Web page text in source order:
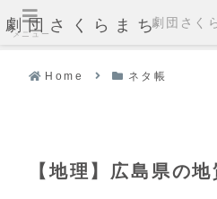
劇団さくらまち
Home ネタ帳
【地理】広島県の
メニュー
劇団さく